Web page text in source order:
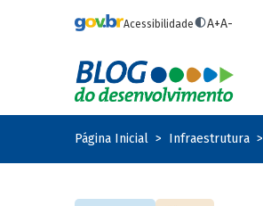
Acessibilidade A+A-
Página Inicial Infraestrutura